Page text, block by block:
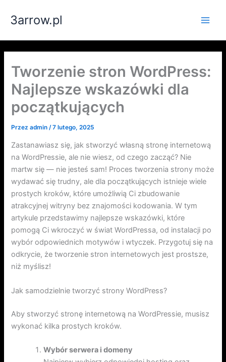
3arrow.pl
Tworzenie stron WordPress:
Najlepsze wskazówki dla
początkujących
Przezadmin /7 lutego, 2025
Zastanawiasz się, jak stworzyć własną stronę internetową
na WordPressie, ale nie wiesz, od czego zacząć? Nie
martw się — nie jesteś sam! Proces tworzenia strony może
wydawać się trudny, ale dla początkujących istnieje wiele
prostych kroków, które umożliwią Ci zbudowanie
atrakcyjnej witryny bez znajomości kodowania. W tym
artykule przedstawimy najlepsze wskazówki, które
pomogą Ci wkroczyć w świat WordPressa, od instalacji po
wybór odpowiednich motywów i wtyczek. Przygotuj się na
odkrycie, że tworzenie stron internetowych jest prostsze,
niż myślisz!
Jak samodzielnie tworzyć strony WordPress?
Aby stworzyć stronę internetową na WordPressie, musisz
wykonać kilka prostych kroków.
Wybór serwera i domeny